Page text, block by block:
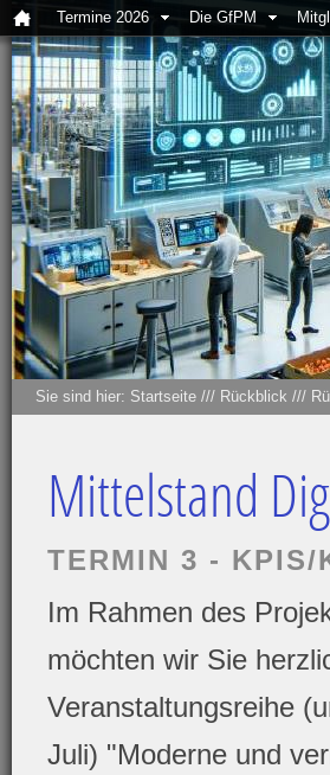
Termine 2026 Die GfPM
Sie sind hier: Startseite /// Rückblick ///
Mittelstand
TERMIN 3 -
Im Rahmen des
möchten wir Sie
Veranstaltungsreihe
Juli) "Moderne und